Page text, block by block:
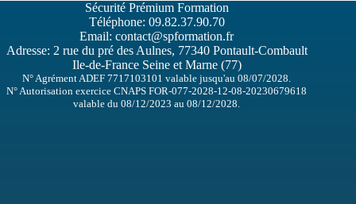
Sécurité Prémium Formation
Téléphone: 09.82.37.90.70
Email:contact@spformation.fr
Adresse: 2 rue du pré des Aulnes, 77340 Pontault-Combault
Ile-de-France Seine et Marne (77)
N° Agrément ADEF 7717103101 valable jusqu'au 08/07/2028.
N° Autorisation exercice CNAPS FOR-077-2028-12-08-20230679618
valable du 08/12/2023 au 08/12/2028.